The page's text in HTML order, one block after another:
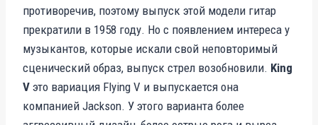
противоречив, поэтому выпуск этой модели гитар
прекратили в 1958 году. Но с появлением интереса у
музыкантов, которые искали свой неповторимый
сценический образ, выпуск стрел возобновили. King
V это вариация Flying V и выпускается она
компанией Jackson. У этого варианта более